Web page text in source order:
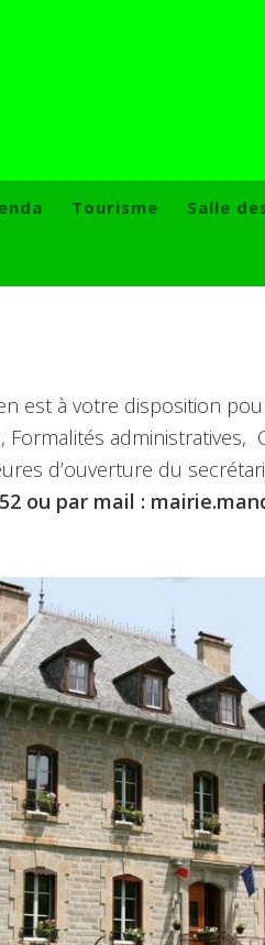
Tourisme Salle
est à votre disposition
Formalités administratives,
d’ouverture du
ou par mail :